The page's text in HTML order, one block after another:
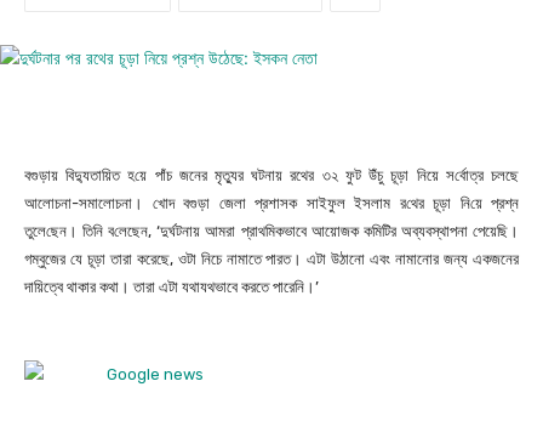
বগুড়ায় বিদ্যুতায়িত হ‌য়ে পাঁচ জনের মৃত্যুর ঘটনায় রথের ৩২ ফুট উঁচু চূড়া নিয়ে স‌র্বোত্র চলছে
আলোচনা-সমালোচনা। ‌খোদ বগুড়া জেলা প্রশাসক সাইফুল ইসলাম র‌থের চূড়া নি‌য়ে প্রশ্ন
তুলে‌ছেন। তি‌নি ব‌লেছেন, ‘দুর্ঘটনায় আমরা প্রাথমিকভাবে আয়োজক কমিটির অব্যবস্থাপনা পেয়েছি।
গম্বুজের যে চূড়া তারা করেছে, ওটা নিচে নামাতে পারত। এটা উঠানো এবং নামানোর জন্য একজনের
দায়িত্বে থাকার কথা। তারা এটা যথাযথভাবে করতে পারেনি।’